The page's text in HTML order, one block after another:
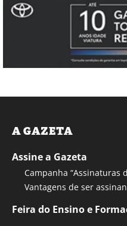
A GAZETA
Assine a Gazeta
Campanha “Assinaturas
Vantagens de ser
Feira do Ensino e